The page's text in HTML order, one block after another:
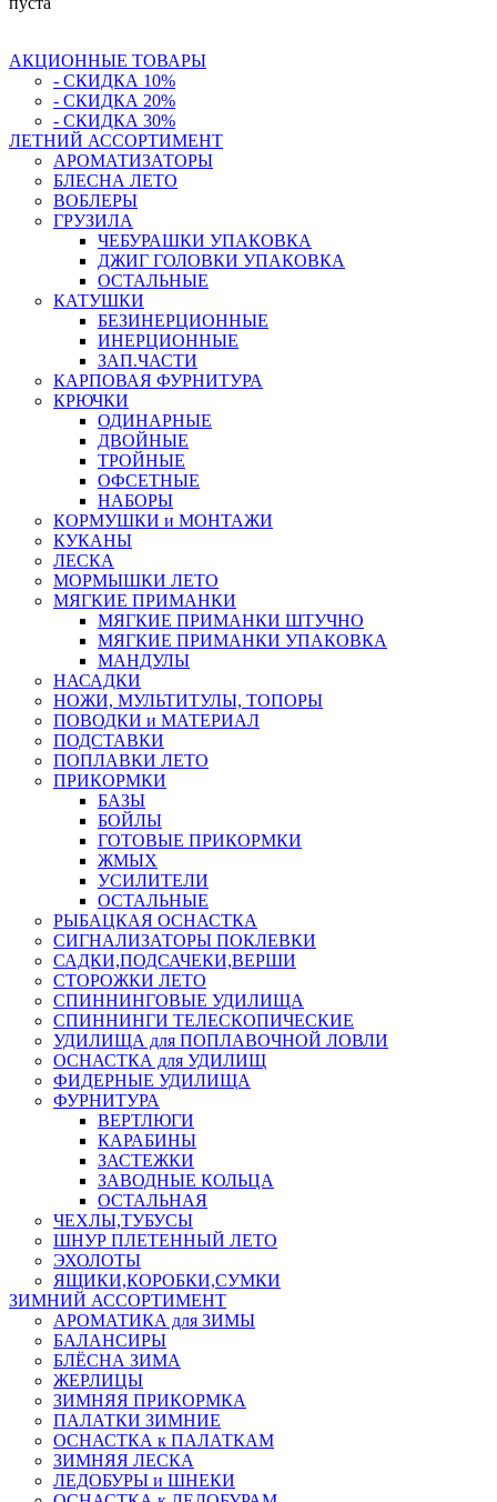
АКЦИОННЫЕ ТОВАРЫ
- СКИДКА 10%
- СКИДКА 20%
- СКИДКА 30%
ЛЕТНИЙ АССОРТИМЕНТ
АРОМАТИЗАТОРЫ
БЛЕСНА ЛЕТО
ВОБЛЕРЫ
ГРУЗИЛА
ЧЕБУРАШКИ УПАКОВКА
ДЖИГ ГОЛОВКИ УПАКОВКА
ОСТАЛЬНЫЕ
КАТУШКИ
БЕЗИНЕРЦИОННЫЕ
ИНЕРЦИОННЫЕ
ЗАП.ЧАСТИ
КАРПОВАЯ ФУРНИТУРА
КРЮЧКИ
ОДИНАРНЫЕ
ДВОЙНЫЕ
ТРОЙНЫЕ
ОФСЕТНЫЕ
НАБОРЫ
КОРМУШКИ и МОНТАЖИ
КУКАНЫ
ЛЕСКА
МОРМЫШКИ ЛЕТО
МЯГКИЕ ПРИМАНКИ
МЯГКИЕ ПРИМАНКИ ШТУЧНО
МЯГКИЕ ПРИМАНКИ УПАКОВКА
МАНДУЛЫ
НАСАДКИ
НОЖИ, МУЛЬТИТУЛЫ, ТОПОРЫ
ПОВОДКИ и МАТЕРИАЛ
ПОДСТАВКИ
ПОПЛАВКИ ЛЕТО
ПРИКОРМКИ
БАЗЫ
БОЙЛЫ
ГОТОВЫЕ ПРИКОРМКИ
ЖМЫХ
УСИЛИТЕЛИ
ОСТАЛЬНЫЕ
РЫБАЦКАЯ ОСНАСТКА
СИГНАЛИЗАТОРЫ ПОКЛЕВКИ
САДКИ,ПОДСАЧЕКИ,ВЕРШИ
СТОРОЖКИ ЛЕТО
СПИННИНГОВЫЕ УДИЛИЩА
СПИННИНГИ ТЕЛЕСКОПИЧЕСКИЕ
УДИЛИЩА для ПОПЛАВОЧНОЙ ЛОВЛИ
ОСНАСТКА для УДИЛИЩ
ФИДЕРНЫЕ УДИЛИЩА
ФУРНИТУРА
ВЕРТЛЮГИ
КАРАБИНЫ
ЗАСТЕЖКИ
ЗАВОДНЫЕ КОЛЬЦА
ОСТАЛЬНАЯ
ЧЕХЛЫ,ТУБУСЫ
ШНУР ПЛЕТЕННЫЙ ЛЕТО
ЭХОЛОТЫ
ЯЩИКИ,КОРОБКИ,СУМКИ
ЗИМНИЙ АССОРТИМЕНТ
АРОМАТИКА для ЗИМЫ
БАЛАНСИРЫ
БЛЁСНА ЗИМА
ЖЕРЛИЦЫ
ЗИМНЯЯ ПРИКОРМКА
ПАЛАТКИ ЗИМНИЕ
ОСНАСТКА к ПАЛАТКАМ
ЗИМНЯЯ ЛЕСКА
ЛЕДОБУРЫ и ШНЕКИ